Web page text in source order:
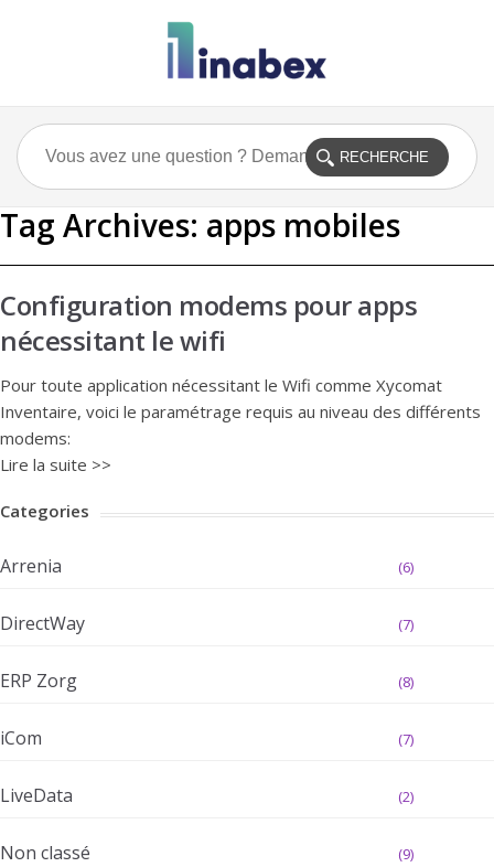
Tag Archives: apps mobiles
Configuration modems pour apps
nécessitant le wifi
Pour toute application nécessitant le Wifi comme Xycomat
Inventaire, voici le paramétrage requis au niveau des différents
modems:
Lire la suite >>
Categories
Arrenia (6)
DirectWay (7)
ERP Zorg (8)
iCom (7)
LiveData (2)
Non classé (9)